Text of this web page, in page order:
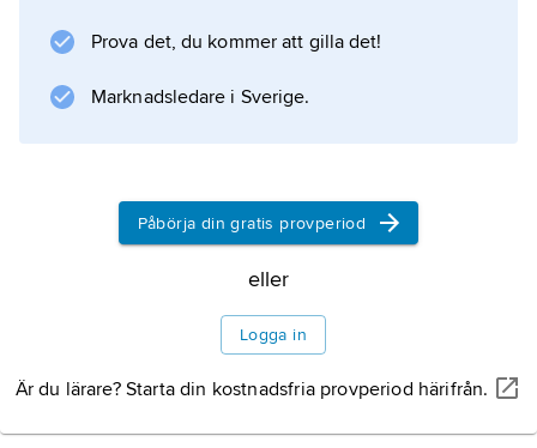
färg och andra vätskor som innehåller
föroreningar av finfördelat järn.
Information om artikeln
Prova det, du kommer att gilla det!
Marknadsledare i Sverige.
Påbörja din gratis provperiod
eller
Logga in
Är du lärare? Starta din kostnadsfria provperiod härifrån.